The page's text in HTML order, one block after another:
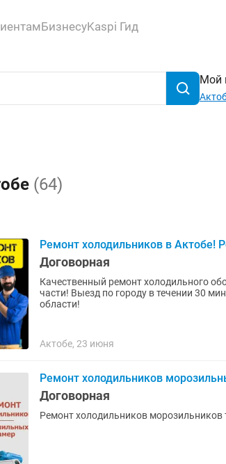
БизнесуKaspi Гид
Мой
(64)
Ремонт холодильников в Актобе!
Договорная
Качественный ремонт холодильного
части! Выезд по городу в течении 30
области!
Актобе, 23 июня
Ремонт холодильников
Договорная
Ремонт холодильников морозильников